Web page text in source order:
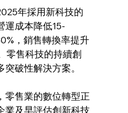
年採用新科技的
運成本降低15-
，銷售轉換率提升
零售科技的持續創
破性解決方案。
零售業的數位轉型正
業及早評估創新科技